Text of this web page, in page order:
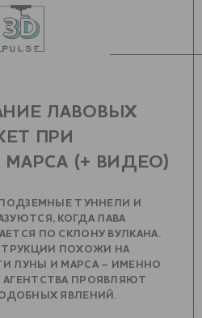
ЛАВОВЫХ
ПРИ
(+ ВИДЕО)
ТУННЕЛИ И
КОГДА ЛАВА
ПО СКЛОНУ ВУЛКАНА.
ПОХОЖИ НА
ЛУНЫ И МАРСА – ИМЕННО
ПРОЯВЛЯЮТ
ЯВЛЕНИЙ.